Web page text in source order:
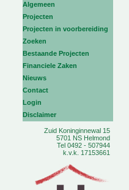
Algemeen
Projecten
Projecten in voorbereiding
Zoeken
Bestaande Projecten
Financiele Zaken
Nieuws
Contact
Login
Disclaimer
Zuid Koninginnewal 15
5701 NS Helmond
Tel 0492 - 507944
k.v.k. 17153661